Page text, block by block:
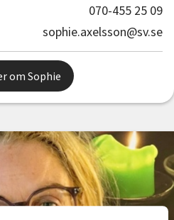
070-455 25 09
sophie.axelsson@sv.se
om Sophie